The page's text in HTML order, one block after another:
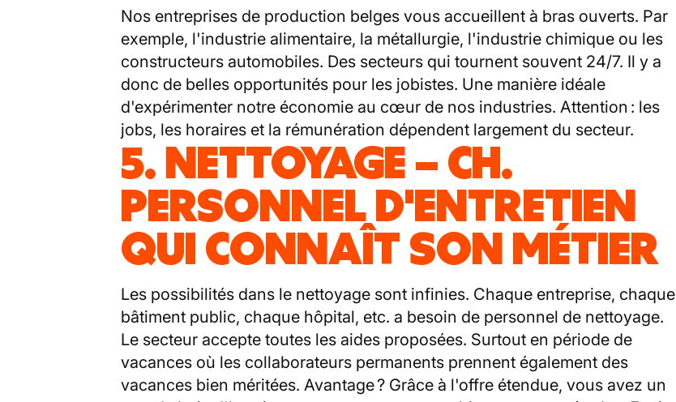
Nos entreprises de production belges vous accueillent à bras ouverts. Par
exemple, l'industrie alimentaire, la métallurgie, l'industrie chimique ou les
constructeurs automobiles. Des secteurs qui tournent souvent 24/7. Il y a
donc de belles opportunités pour les jobistes. Une manière idéale
d'expérimenter notre économie au cœur de nos industries. Attention : les
jobs, les horaires et la rémunération dépendent largement du secteur.
5. NETTOYAGE – CH.
PERSONNEL D'ENTRETIEN
QUI CONNAÎT SON MÉTIER
Les possibilités dans le nettoyage sont infinies. Chaque entreprise, chaque
bâtiment public, chaque hôpital, etc. a besoin de personnel de nettoyage.
Le secteur accepte toutes les aides proposées. Surtout en période de
vacances où les collaborateurs permanents prennent également des
vacances bien méritées. Avantage ? Grâce à l'offre étendue, vous avez un